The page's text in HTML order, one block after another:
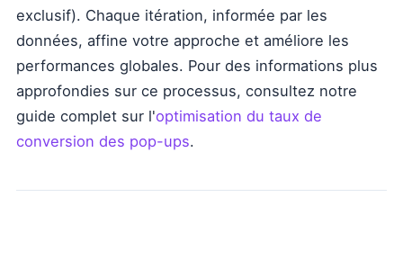
exclusif). Chaque itération, informée par les
données, affine votre approche et améliore les
performances globales. Pour des informations plus
approfondies sur ce processus, consultez notre
guide complet sur l'optimisation du taux de
conversion des pop-ups.